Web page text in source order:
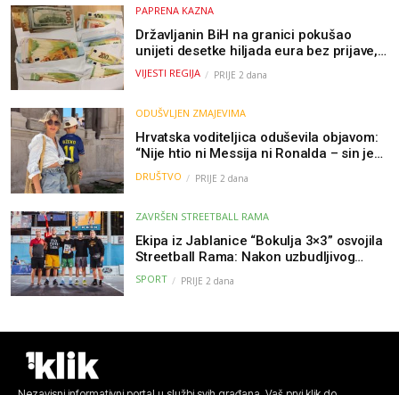
PAPRENA KAZNA
Državljanin BiH na granici pokušao
unijeti desetke hiljada eura bez prijave,
uslijedila “paprena” kazna
VIJESTI REGIJA PRIJE 2 dana
ODUŠVLJEN ZMAJEVIMA
Hrvatska voditeljica oduševila objavom:
“Nije htio ni Messija ni Ronalda – sin je
želio samo dres Bosne”
DRUŠTVO PRIJE 2 dana
ZAVRŠEN STREETBALL RAMA
Ekipa iz Jablanice “Bokulja 3×3” osvojila
Streetball Rama: Nakon uzbudljivog
finala poznati svi pobjednici turnira
SPORT PRIJE 2 dana